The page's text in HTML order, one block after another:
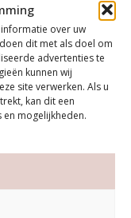
over uw
dit met als doel om
advertenties te
kunnen wij
site verwerken. Als u
kan dit een
mogelijkheden.